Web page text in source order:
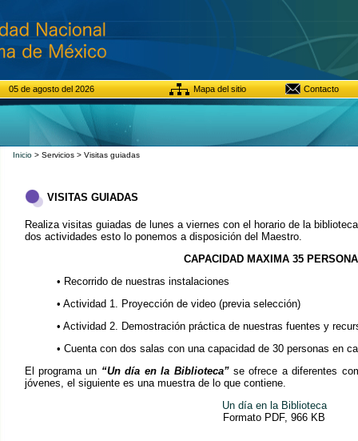
05 de agosto del 2026 Mapa del sitio Contacto
Inicio> Servicios > Visitas guiadas
VISITAS GUIADAS
Realiza visitas guiadas de lunes a viernes con el horario de la
dos actividades esto lo ponemos a disposición del Maestro.
CAPACIDAD MAXIMA 35
• Recorrido de nuestras instalaciones
• Actividad 1. Proyección de video (previa selección)
• Actividad 2. Demostración práctica de nuestras fuentes y
• Cuenta con dos salas con una capacidad de 30 personas en
El programa un “Un día en la Biblioteca”se ofrece a diferentes
jóvenes, el siguiente es una muestra de lo que contiene.
Un día en la Biblioteca
Formato PDF, 966 KB